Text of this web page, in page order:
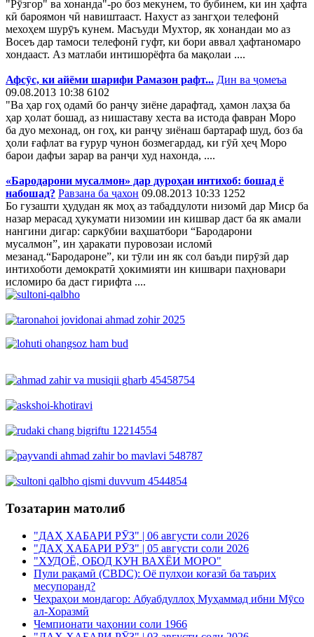
"Рӯзгор" ва хонанда"-ро боз мекунем, то бубинем, ки ин ҳафта
кӣ бароямон чӣ навиштааст. Нахуст аз зангҳои телефонӣ
мехоҳем шурӯъ кунем. Масъуди Мухтор, як хонандаи мо аз
Восеъ дар тамоси телефонӣ гуфт, ки бори аввал ҳафтаномаро
хондааст. Аз матлаби интишорёфта ба мақолаи ....
Афсӯс, ки айёми шарифи Рамазон рафт... Дин ва ҷомеъа
09.08.2013 10:38 6102
"Ва ҳар гоҳ одамӣ бо ранҷу зиёне дарафтад, ҳамон лаҳза ба
ҳар ҳолат бошад, аз нишаставу хеста ва истода фавран Моро
ба дуо мехонад, он гоҳ, ки ранҷу зиёнаш бартараф шуд, боз ба
ҳоли ғафлат ва ғурур чунон бозмегардад, ки гӯӣ ҳеҷ Моро
барои дафъи зарар ва ранҷи худ нахонда, ....
«Бародарони мусалмон» дар дуроҳаи интихоб: бошад ё
набошад? Равзана ба ҷахон 09.08.2013 10:33 1252
Бо гузашти ҳудудан як моҳ аз табаддулоти низомӣ дар Миср ба
назар мерасад ҳукумати низомии ин кишвар даст ба як амали
нангини дигар: саркӯбии ваҳшатбори “Бародарони
мусалмон”, ин ҳаракати пуровозаи исломӣ
мезанад.“Бародароне”, ки тӯли ин як сол баъди пирӯзӣ дар
интихоботи демократӣ ҳокимияти ин кишвари паҳновари
исломиро ба даст гирифта ....
Тозатарин матолиб
"ДАҲ ХАБАРИ РӮЗ" | 06 августи соли 2026
"ДАҲ ХАБАРИ РӮЗ" | 05 августи соли 2026
"ХУДОЁ, ОБОД КУН ВАХЁИ МОРО"
Пули рақамӣ (CBDC): Оё пулҳои коғазӣ ба таърих
месупоранд?
Чеҳраҳои мондагор: Абуабдуллоҳ Муҳаммад ибни Мӯсо
ал-Хоразмӣ
Чемпионати ҷаҳонии соли 1966